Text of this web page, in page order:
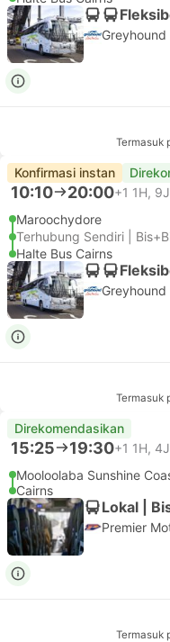
Greyhound
Termasuk
Konfirmasi instan
10:10 20:00+1 1H,
Maroochydore
Terhubung Sendiri |
Halte Bus Cairns
Greyhound
Termasuk
Direkomendasikan
15:25 19:30+1 1H,
Mooloolaba Sunshine
Cairns
Lokal |
Premier
Termasuk